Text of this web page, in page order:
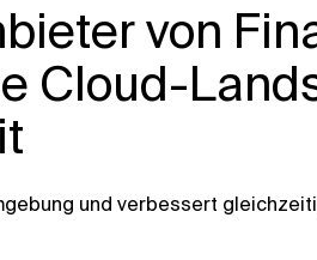
bevor Sie Entscheidungen treffen oder
von
Cloud-
und verbessert